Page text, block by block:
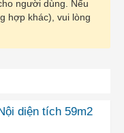
người dùng. Nếu
hợp khác), vui lòng
diện tích 59m2